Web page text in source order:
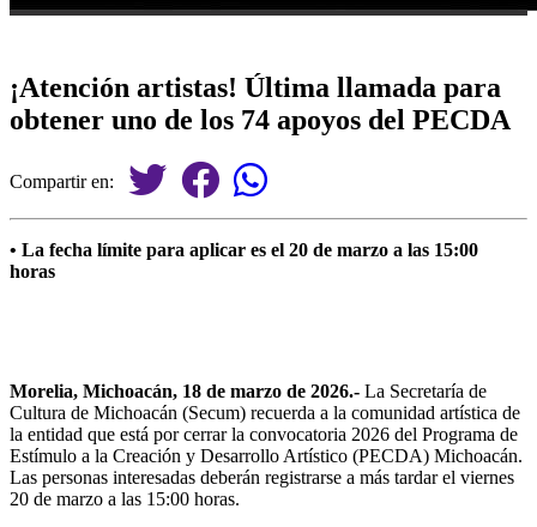
¡Atención artistas! Última llamada para
obtener uno de los 74 apoyos del PECDA
Compartir en:
• La fecha límite para aplicar es el 20 de marzo a las 15:00
horas
Morelia, Michoacán, 18 de marzo de 2026.- La Secretaría de
Cultura de Michoacán (Secum) recuerda a la comunidad artística de
la entidad que está por cerrar la convocatoria 2026 del Programa de
Estímulo a la Creación y Desarrollo Artístico (PECDA) Michoacán.
Las personas interesadas deberán registrarse a más tardar el viernes
20 de marzo a las 15:00 horas.